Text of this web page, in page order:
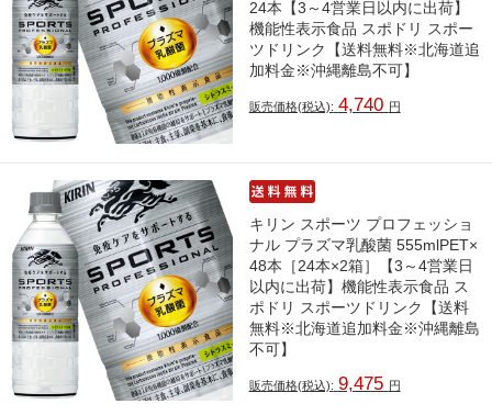
24本【3～4営業日以内に出荷】
機能性表示食品 スポドリ スポー
ツドリンク【送料無料※北海道追
加料金※沖縄離島不可】
販売価格(税込): 4,740 円
キリン スポーツ プロフェッショ
ナル プラズマ乳酸菌 555mlPET×
48本［24本×2箱］【3～4営業日
以内に出荷】機能性表示食品 ス
ポドリ スポーツドリンク【送料
無料※北海道追加料金※沖縄離島
不可】
販売価格(税込): 9,475 円